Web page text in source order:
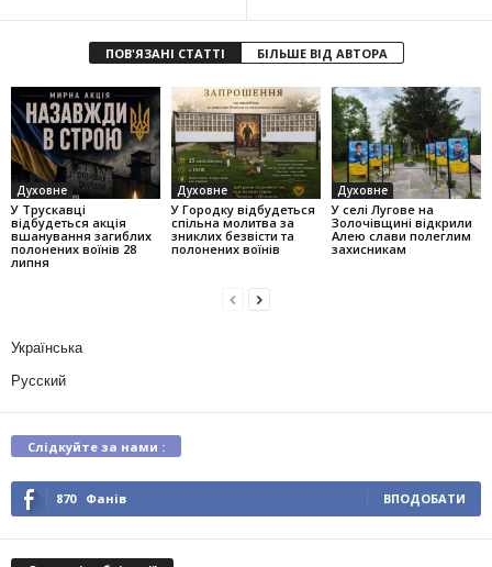
ПОВ'ЯЗАНІ СТАТТІ БІЛЬШЕ ВІД АВТОРА
Духовне
У Трускавці
відбудеться акція
вшанування загиблих
полонених воїнів 28
липня
Духовне
У Городку відбудеться
спільна молитва за
зниклих безвісти та
полонених воїнів
Духовне
У селі Лугове на
Золочівщині відкрили
Алею слави полеглим
захисникам
Українська
Русский
Слідкуйте за нами :
870 Фанів ВПОДОБАТИ